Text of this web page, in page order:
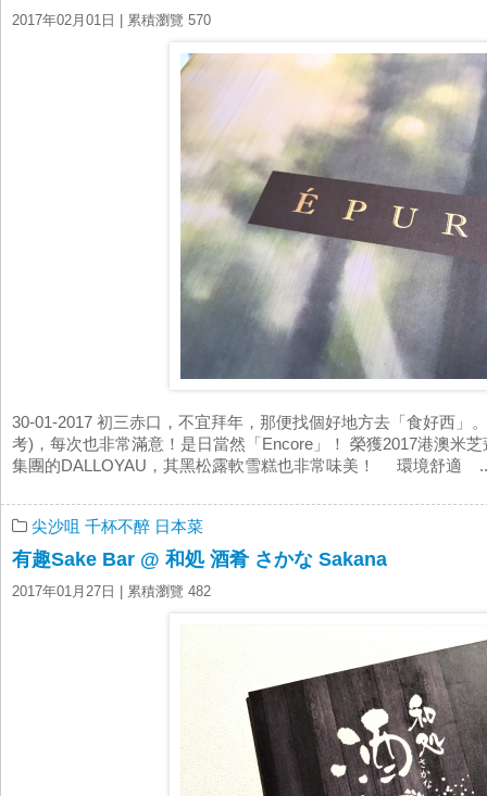
2017年02月01日 | 累積瀏覽 570
30-01-2017 初三赤口，不宜拜年，那便找個好地方去「食好西」
考)，每次也非常滿意！是日當然「Encore」！ 榮獲2017港澳米
集團的DALLOYAU，其黑松露軟雪糕也非常味美！ 環境舒適
尖沙咀 千杯不醉 日本菜
有趣Sake Bar @ 和処 酒肴 さかな Sakana
2017年01月27日 | 累積瀏覽 482